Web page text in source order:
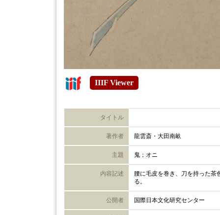
IIIF Viewer
タイトル
著作者 龍雲斎・大田南畝
主題 鬼；オニ
内容記述
腰に毛皮を巻き、刀を持った
る。
公開者 国際日本文化研究センター